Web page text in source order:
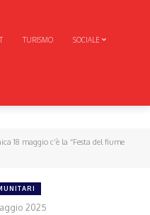
TURISMO SOCIALE
18 maggio c’è la “Festa del fiume
2025